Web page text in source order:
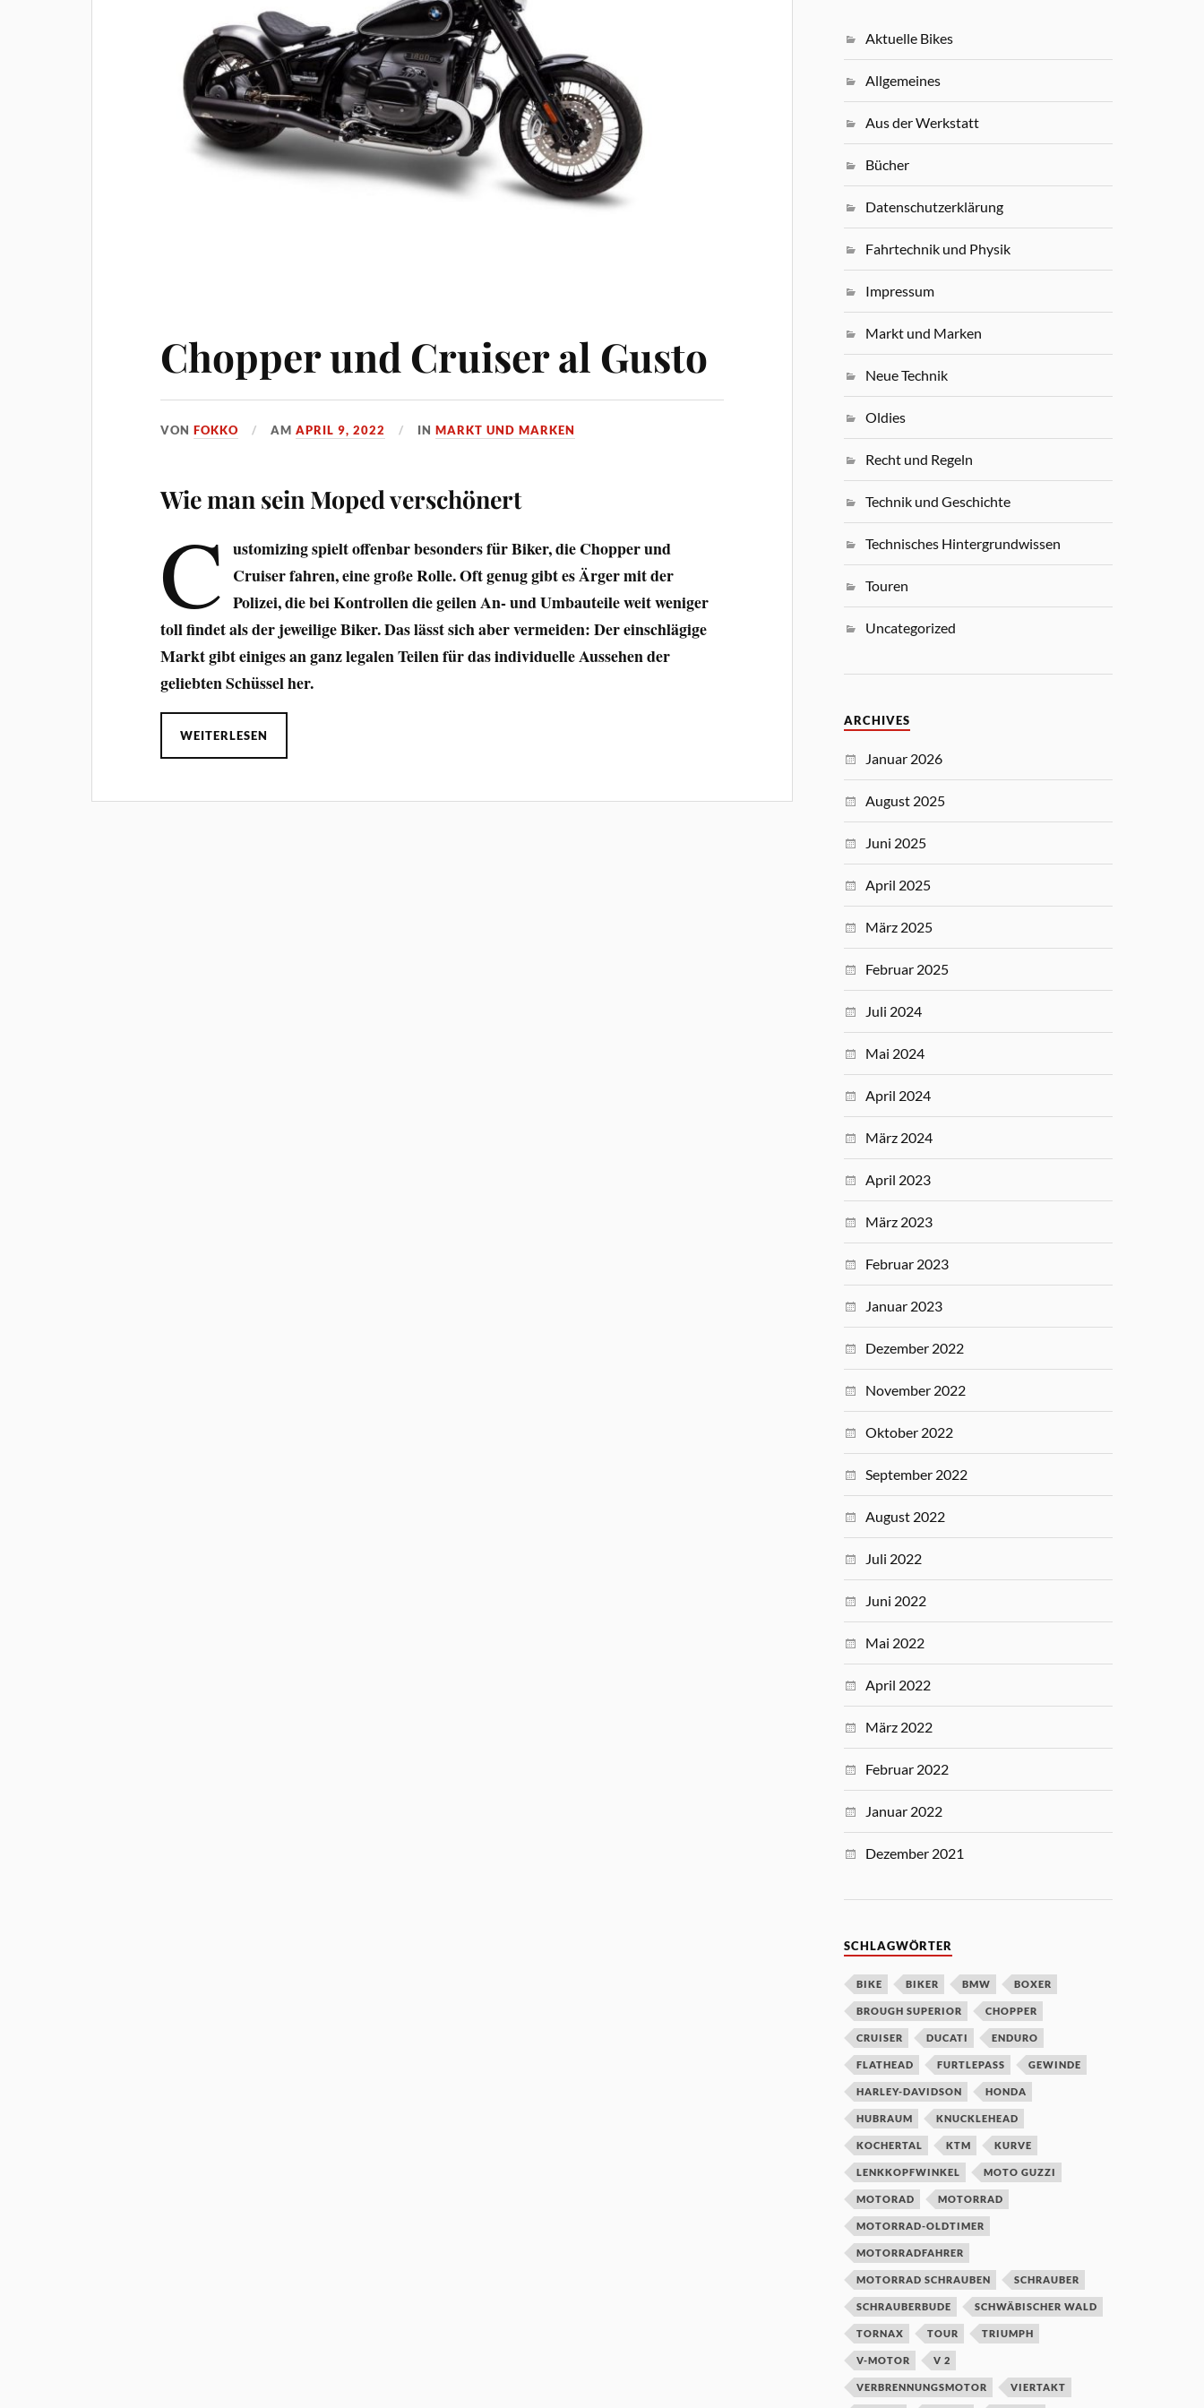
Chopper und Cruiser al Gusto
VONFOKKO AMAPRIL 9, 2022 INMARKT UND MARKEN
Wie man sein Moped verschönert
C ustomizing spielt offenbar besonders für Biker, die Chopper und
Cruiser fahren, eine große Rolle. Oft genug gibt es Ärger mit der
Polizei, die bei Kontrollen die geilen An- und Umbauteile weit weniger
toll findet als der jeweilige Biker. Das lässt sich aber vermeiden: Der einschlägige
Markt gibt einiges an ganz legalen Teilen für das individuelle Aussehen der
geliebten Schüssel her.
WEITERLESEN
Aktuelle Bikes
Allgemeines
Aus der Werkstatt
Bücher
Datenschutzerklärung
Fahrtechnik und Physik
Impressum
Markt und Marken
Neue Technik
Oldies
Recht und Regeln
Technik und Geschichte
Technisches Hintergrundwissen
Touren
Uncategorized
ARCHIVES
Januar 2026
August 2025
Juni 2025
April 2025
März 2025
Februar 2025
Juli 2024
Mai 2024
April 2024
März 2024
April 2023
März 2023
Februar 2023
Januar 2023
Dezember 2022
November 2022
Oktober 2022
September 2022
August 2022
Juli 2022
Juni 2022
Mai 2022
April 2022
März 2022
Februar 2022
Januar 2022
Dezember 2021
SCHLAGWÖRTER
BIKE BIKER BMW BOXER
BROUGH SUPERIOR CHOPPER
CRUISER DUCATI ENDURO
FLATHEAD FURTLEPASS GEWINDE
HARLEY-DAVIDSON HONDA
HUBRAUM KNUCKLEHEAD
KOCHERTAL KTM KURVE
LENKKOPFWINKEL MOTO GUZZI
MOTORAD MOTORRAD
MOTORRAD-OLDTIMER
MOTORRADFAHRER
MOTORRAD SCHRAUBEN SCHRAUBER
SCHRAUBERBUDE SCHWÄBISCHER WALD
TORNAX TOUR TRIUMPH
V-MOTOR V 2
VERBRENNUNGSMOTOR VIERTAKT